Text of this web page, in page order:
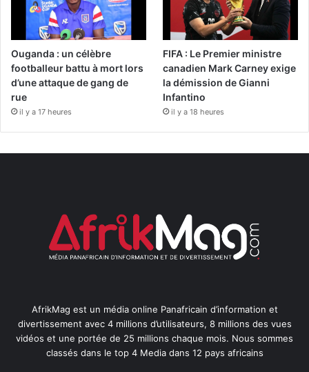
Ouganda : un célèbre
footballeur battu à mort lors
d’une attaque de gang de
rue
il y a 17 heures
FIFA : Le Premier ministre
canadien Mark Carney exige
la démission de Gianni
Infantino
il y a 18 heures
AfrikMag est un média online Panafricain d’information et
divertissement avec 4 millions d’utilisateurs, 8 millions des vues
vidéos et une portée de 25 millions chaque mois. Nous sommes
classés dans le top 4 Media dans 12 pays africains